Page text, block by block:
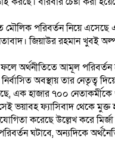
মৌলিক পরিবর্তন নিয়ে
জিয়াউর রহমান খুবই
অর্থনীতিতে আমূল পরিবর্তন
অবস্থায় তার নেতৃত্ব
এক হাজার ৭০০
ভয়াবহ ফ্যাসিবাদ থেকে মুক্ত
করেছে উল্লেখ করে
ঘটাবে, অন্যদিকে